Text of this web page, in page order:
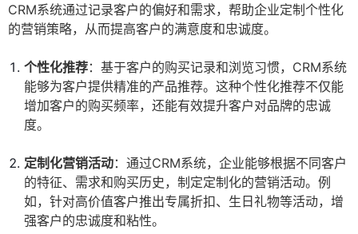
CRM系统通过记录客户的偏好和需求，帮助企业定制个性化
的营销策略，从而提高客户的满意度和忠诚度。
个性化推荐：基于客户的购买记录和浏览习惯，CRM系统
能够为客户提供精准的产品推荐。这种个性化推荐不仅能
增加客户的购买频率，还能有效提升客户对品牌的忠诚
度。
定制化营销活动：通过CRM系统，企业能够根据不同客户
的特征、需求和购买历史，制定定制化的营销活动。例
如，针对高价值客户推出专属折扣、生日礼物等活动，增
强客户的忠诚度和粘性。